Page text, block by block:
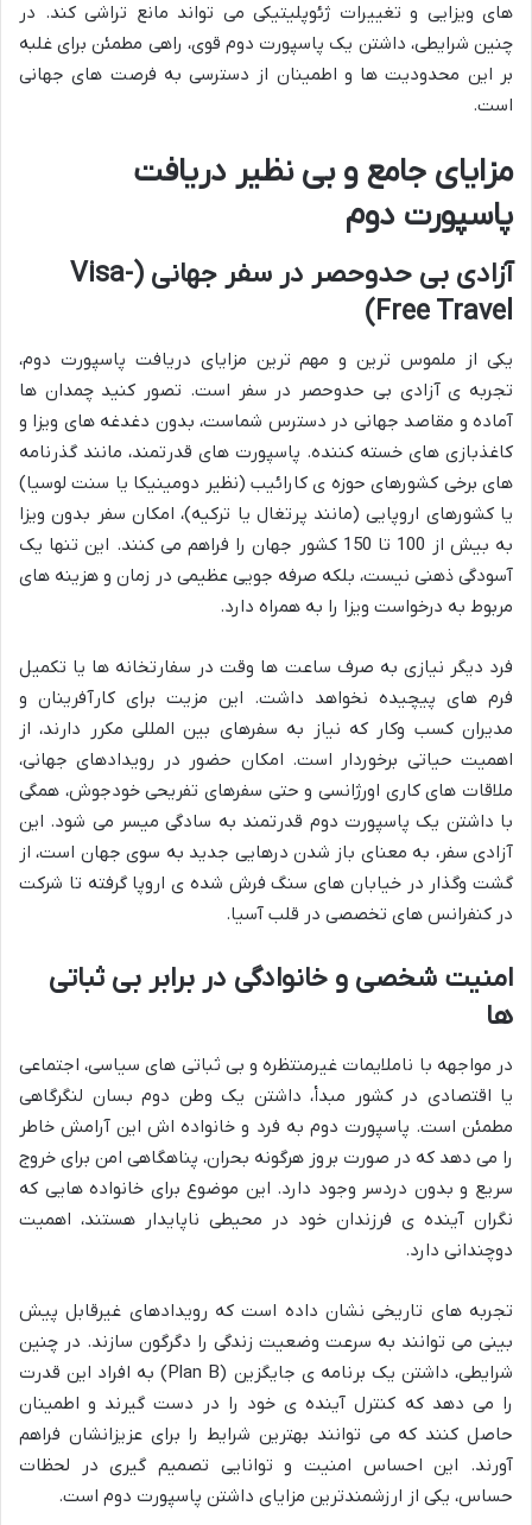
های ویزایی و تغییرات ژئوپلیتیکی می تواند مانع تراشی کند. در
چنین شرایطی، داشتن یک پاسپورت دوم قوی، راهی مطمئن برای غلبه
بر این محدودیت ها و اطمینان از دسترسی به فرصت های جهانی
است.
مزایای جامع و بی نظیر دریافت
پاسپورت دوم
آزادی بی حدوحصر در سفر جهانی (Visa-
Free Travel)
یکی از ملموس ترین و مهم ترین مزایای دریافت پاسپورت دوم،
تجربه ی آزادی بی حدوحصر در سفر است. تصور کنید چمدان ها
آماده و مقاصد جهانی در دسترس شماست، بدون دغدغه های ویزا و
کاغذبازی های خسته کننده. پاسپورت های قدرتمند، مانند گذرنامه
های برخی کشورهای حوزه ی کارائیب (نظیر دومینیکا یا سنت لوسیا)
یا کشورهای اروپایی (مانند پرتغال یا ترکیه)، امکان سفر بدون ویزا
به بیش از 100 تا 150 کشور جهان را فراهم می کنند. این تنها یک
آسودگی ذهنی نیست، بلکه صرفه جویی عظیمی در زمان و هزینه های
مربوط به درخواست ویزا را به همراه دارد.
فرد دیگر نیازی به صرف ساعت ها وقت در سفارتخانه ها یا تکمیل
فرم های پیچیده نخواهد داشت. این مزیت برای کارآفرینان و
مدیران کسب وکار که نیاز به سفرهای بین المللی مکرر دارند، از
اهمیت حیاتی برخوردار است. امکان حضور در رویدادهای جهانی،
ملاقات های کاری اورژانسی و حتی سفرهای تفریحی خودجوش، همگی
با داشتن یک پاسپورت دوم قدرتمند به سادگی میسر می شود. این
آزادی سفر، به معنای باز شدن درهایی جدید به سوی جهان است، از
گشت وگذار در خیابان های سنگ فرش شده ی اروپا گرفته تا شرکت
در کنفرانس های تخصصی در قلب آسیا.
امنیت شخصی و خانوادگی در برابر بی ثباتی
ها
در مواجهه با ناملایمات غیرمنتظره و بی ثباتی های سیاسی، اجتماعی
یا اقتصادی در کشور مبدأ، داشتن یک وطن دوم بسان لنگرگاهی
مطمئن است. پاسپورت دوم به فرد و خانواده اش این آرامش خاطر
را می دهد که در صورت بروز هرگونه بحران، پناهگاهی امن برای خروج
سریع و بدون دردسر وجود دارد. این موضوع برای خانواده هایی که
نگران آینده ی فرزندان خود در محیطی ناپایدار هستند، اهمیت
دوچندانی دارد.
تجربه های تاریخی نشان داده است که رویدادهای غیرقابل پیش
بینی می توانند به سرعت وضعیت زندگی را دگرگون سازند. در چنین
شرایطی، داشتن یک برنامه ی جایگزین (Plan B) به افراد این قدرت
را می دهد که کنترل آینده ی خود را در دست گیرند و اطمینان
حاصل کنند که می توانند بهترین شرایط را برای عزیزانشان فراهم
آورند. این احساس امنیت و توانایی تصمیم گیری در لحظات
حساس، یکی از ارزشمندترین مزایای داشتن پاسپورت دوم است.